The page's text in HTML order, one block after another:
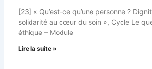
[23] « Qu’est-ce qu’une personne ?
solidarité au cœur du soin », Cycle Le
éthique – Module
Lire la suite »